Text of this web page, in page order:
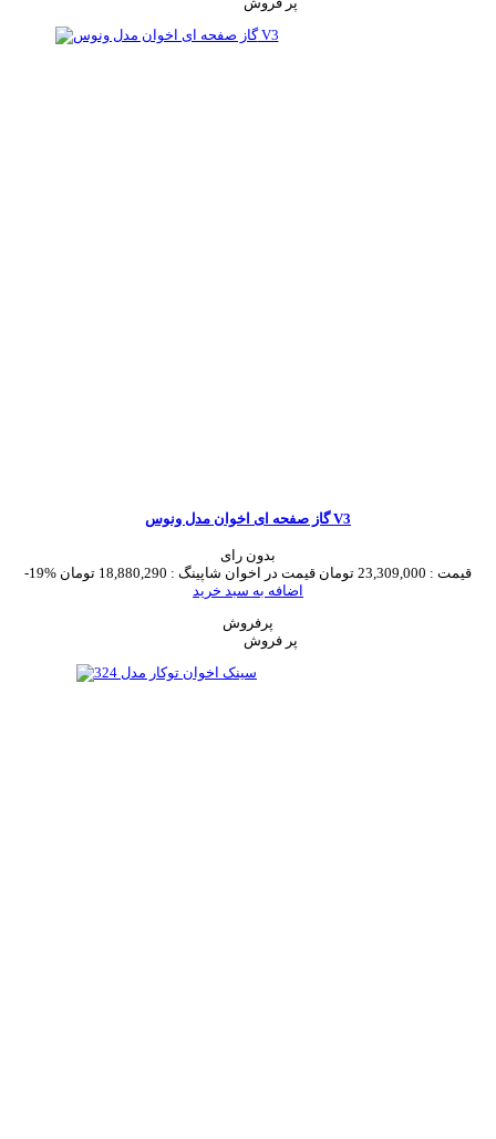
گاز صفحه ای اخوان مدل ونوس V3
بدون رای
-19%
قیمت : 23,309,000 تومان قیمت در اخوان شاپینگ : 18,880,290 تومان
اضافه به سبد خرید
پرفروش